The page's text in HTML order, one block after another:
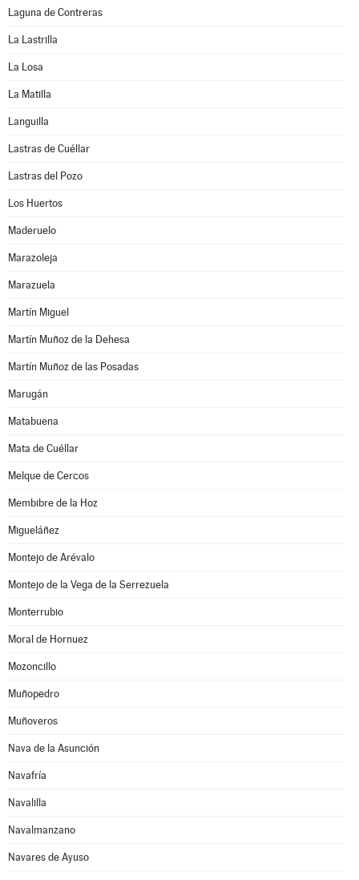
Laguna de Contreras
La Lastrilla
La Losa
La Matilla
Languilla
Lastras de Cuéllar
Lastras del Pozo
Los Huertos
Maderuelo
Marazoleja
Marazuela
Martín Miguel
Martín Muñoz de la Dehesa
Martín Muñoz de las Posadas
Marugán
Matabuena
Mata de Cuéllar
Melque de Cercos
Membibre de la Hoz
Migueláñez
Montejo de Arévalo
Montejo de la Vega de la Serrezuela
Monterrubio
Moral de Hornuez
Mozoncillo
Muñopedro
Muñoveros
Nava de la Asunción
Navafría
Navalilla
Navalmanzano
Navares de Ayuso